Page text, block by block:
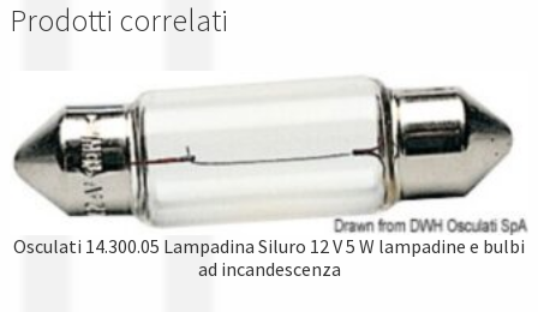
Prodotti correlati
Osculati 14.300.05 Lampadina Siluro 12 V 5 W lampadine e bulbi
ad incandescenza